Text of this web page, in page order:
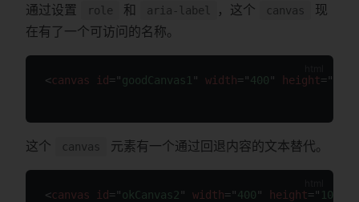
通过设置 role 和 aria-label ，这个 canvas
现
在有了一个可访问的名称。
<canvas id= "goodCanvas1 " width= "400 " height= "
这个 canvas 元素有一个通过回退内容的文本替代。
<canvas id= "okCanvas2 " width= "400 " height= " 100